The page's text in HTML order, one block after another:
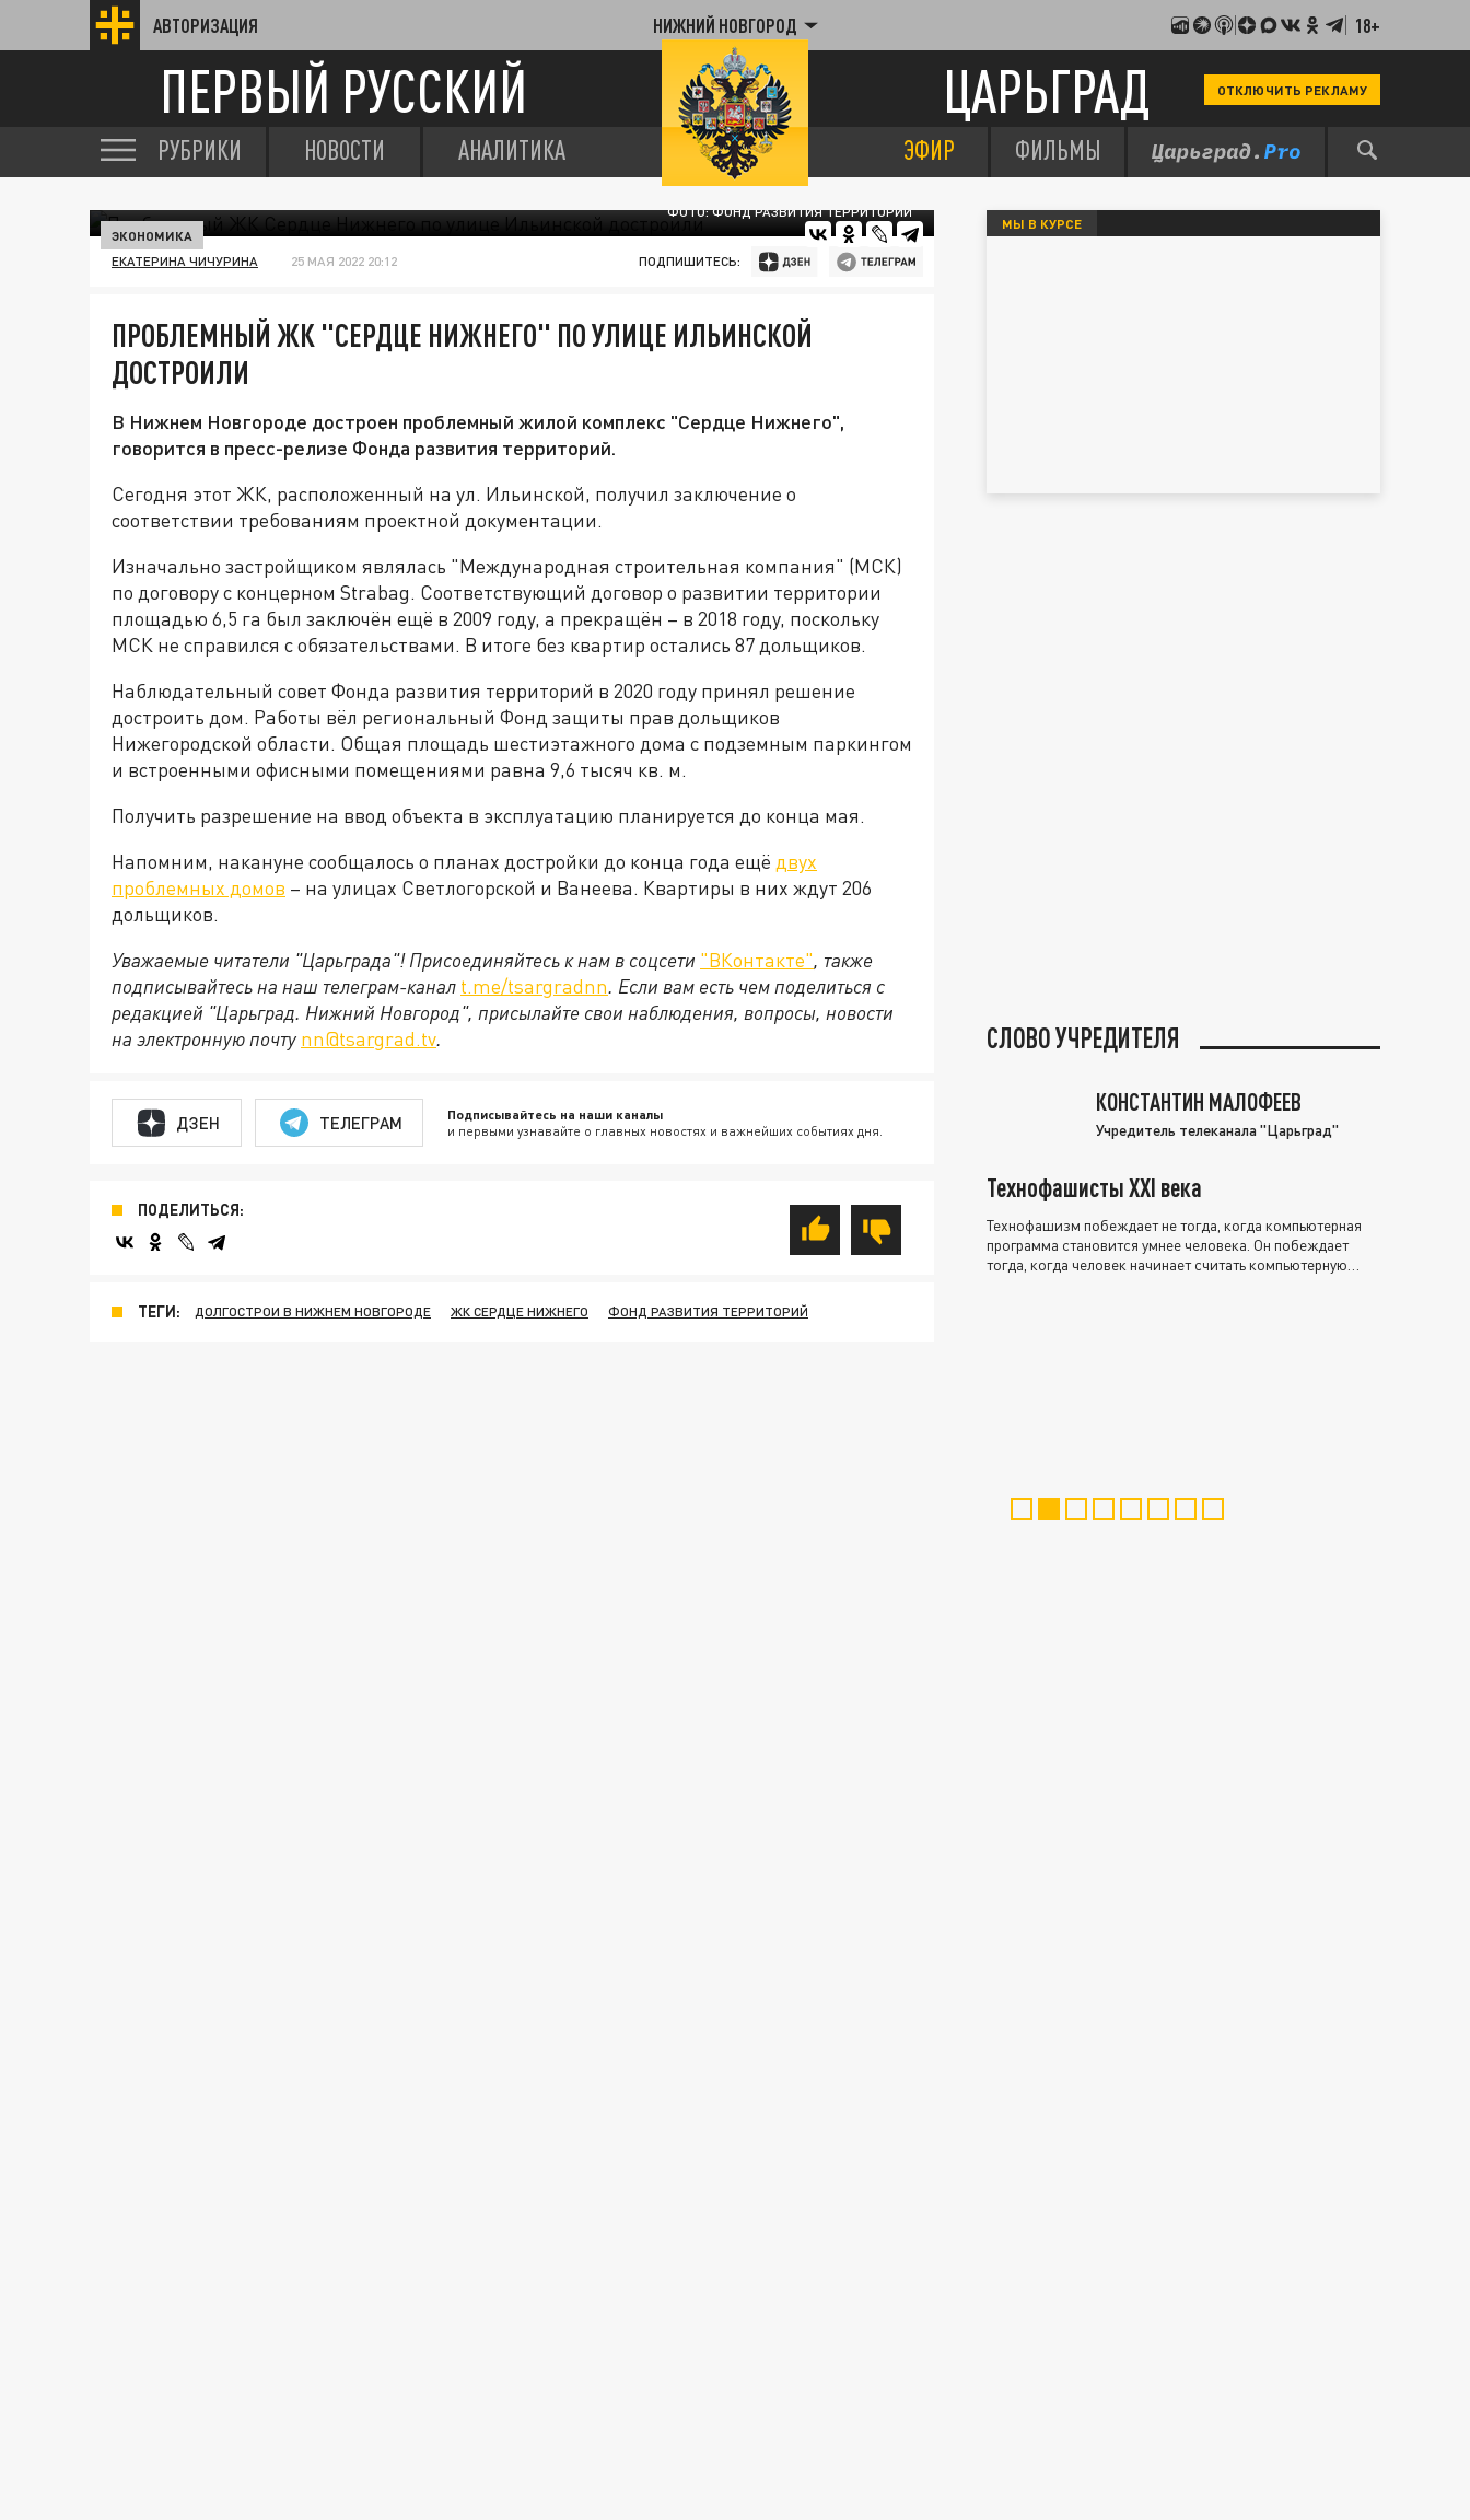
АВТОРИЗАЦИЯ НИЖНИЙ НОВГОРОД 18+
ПЕРВЫЙ РУССКИЙ ЦАРЬГРАД ОТКЛЮЧИТЬ РЕКЛАМУ
РУБРИКИ НОВОСТИ АНАЛИТИКА ЭФИР ФИЛЬМЫ
ФОТО: ФОНД РАЗВИТИЯ ТЕРРИТОРИЙ
ЭКОНОМИКА
ЕКАТЕРИНА ЧИЧУРИНА 25 МАЯ 2022 20:12 ПОДПИШИТЕСЬ:
ПРОБЛЕМНЫЙ ЖК "СЕРДЦЕ НИЖНЕГО" ПО УЛИЦЕ ИЛЬИНСКОЙ
ДОСТРОИЛИ
В Нижнем Новгороде достроен проблемный жилой комплекс "Сердце Нижнего",
говорится в пресс-релизе Фонда развития территорий.
Сегодня этот ЖК, расположенный на ул. Ильинской, получил заключение о
соответствии требованиям проектной документации.
Изначально застройщиком являлась "Международная строительная компания" (МСК)
по договору с концерном Strabag. Соответствующий договор о развитии территории
площадью 6,5 га был заключён ещё в 2009 году, а прекращён – в 2018 году, поскольку
МСК не справился с обязательствами. В итоге без квартир остались 87 дольщиков.
Наблюдательный совет Фонда развития территорий в 2020 году принял решение
достроить дом. Работы вёл региональный Фонд защиты прав дольщиков
Нижегородской области. Общая площадь шестиэтажного дома с подземным паркингом
и встроенными офисными помещениями равна 9,6 тысяч кв. м.
Получить разрешение на ввод объекта в эксплуатацию планируется до конца мая.
Напомним, накануне сообщалось о планах достройки до конца года ещё двух
проблемных домов – на улицах Светлогорской и Ванеева. Квартиры в них ждут 206
дольщиков.
Уважаемые читатели "Царьграда"! Присоединяйтесь к нам в соцсети "ВКонтакте", также
подписывайтесь на наш телеграм-канал t.me/tsargradnn. Если вам есть чем поделиться с
редакцией "Царьград. Нижний Новгород", присылайте свои наблюдения, вопросы, новости
на электронную почту nn@tsargrad.tv.
ДЗЕН ТЕЛЕГРАМ Подписывайтесь на наши каналы
и первыми узнавайте о главных новостях и важнейших событиях дня.
ПОДЕЛИТЬСЯ:
ТЕГИ: ДОЛГОСТРОИ В НИЖНЕМ НОВГОРОДЕ ЖК СЕРДЦЕ НИЖНЕГО ФОНД РАЗВИТИЯ ТЕРРИТОРИЙ
МЫ В КУРСЕ
СЛОВО УЧРЕДИТЕЛЯ
КОНСТАНТИН МАЛОФЕЕВ
Учредитель телеканала "Царьград"
Технофашисты XXI века
Технофашизм побеждает не тогда, когда компьютерная
программа становится умнее человека. Он побеждает
тогда, когда человек начинает считать компьютерную